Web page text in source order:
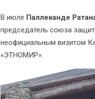
В июле Паллеканде
председатель союза
неофициальным визитом
«ЭТНОМИР».